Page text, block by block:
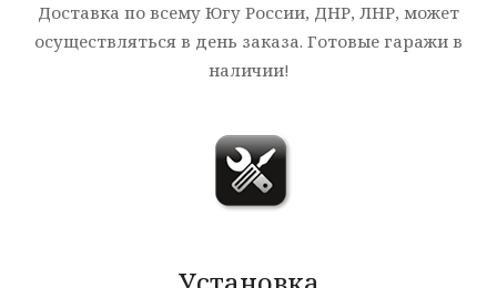
Доставка по всему Югу России, ДНР, ЛНР, может
осуществляться в день заказа. Готовые гаражи в
наличии!